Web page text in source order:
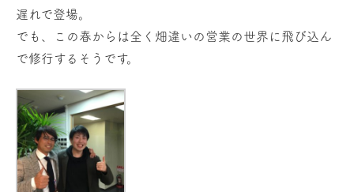
遅れで登場。
でも、この春からは全く畑違いの営業の世界に飛び込ん
で修行するそうです。